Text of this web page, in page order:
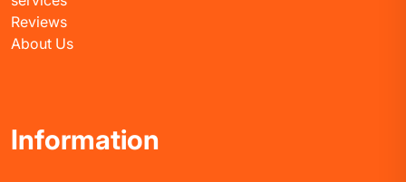
Reviews
About Us
Information